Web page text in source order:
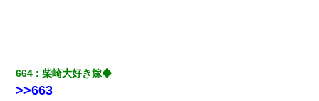
664 柴崎大好き嫁◆
>>663